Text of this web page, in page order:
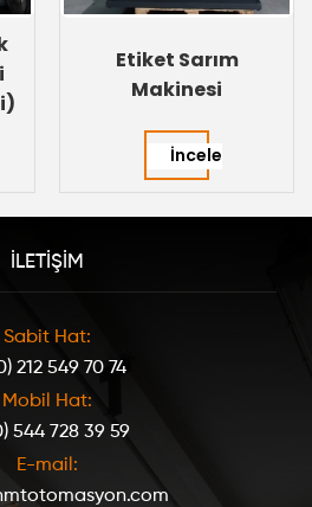
Etiket Sarım
Makinesi
İncele
İLETİŞİM
Sabit Hat:
212 549 70 74
Mobil Hat:
544 728 39 59
E-mail: